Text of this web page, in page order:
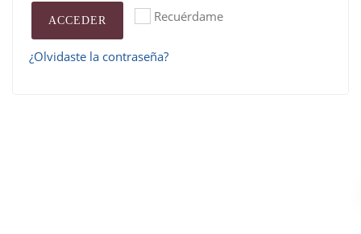
Recuérdame
ACCEDER
¿Olvidaste la contraseña?